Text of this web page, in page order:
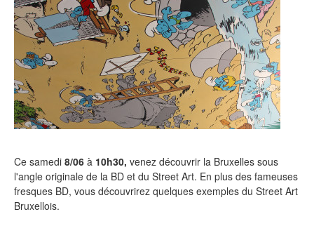
Ce samedi 8/06 à 10h30, venez découvrir la Bruxelles sous
l'angle originale de la BD et du Street Art. En plus des fameuses
fresques BD, vous découvrirez quelques exemples du Street Art
Bruxellois.